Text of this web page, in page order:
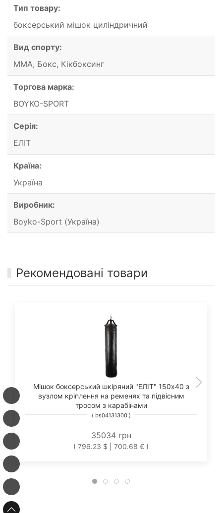
Тип товару:
боксерський мішок циліндричний
Вид спорту:
ММА, Бокс, Кікбоксинг
Торгова марка:
BOYKO-SPORT
Серія:
ЕЛІТ
Країна:
Україна
Виробник:
Boyko-Sport (Україна)
Рекомендовані товари
Мішок боксерський шкіряний "ЕЛІТ" 150х40 з
вузлом кріплення на ременях та підвісним
тросом з карабінами
( bs04131300 )
35034 грн
( 796.23 $ | 700.68 € )